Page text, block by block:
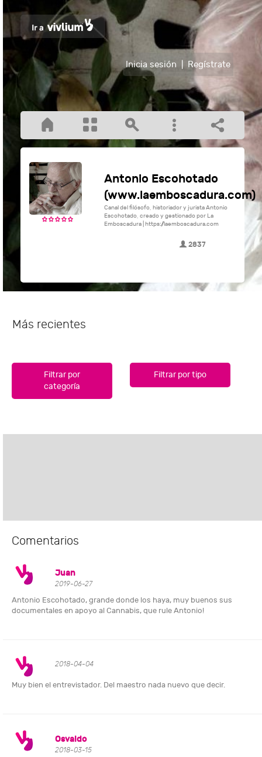
Inicia sesión Regístrate
Antonio Escohotado
(www.laemboscadura.com)
Canal del filósofo, historiador y jurista Antonio
Escohotado, creado y gestionado por La
Emboscadura | https://laemboscadura.com
2837
Más recientes
Filtrar por
categoría
Filtrar por tipo
Comentarios
Juan
2019-06-27
Antonio Escohotado, grande donde los haya, muy buenos sus
documentales en apoyo al Cannabis, que rule Antonio!
2018-04-04
Muy bien el entrevistador. Del maestro nada nuevo que decir.
Osvaldo
2018-03-15